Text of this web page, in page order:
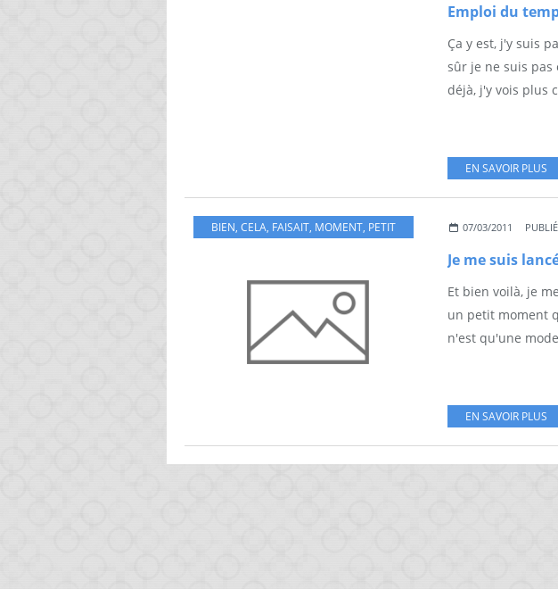
Emploi du
Ça y est, j'y suis
sûr je ne suis pas
déjà, j'y vois plus
EN SAVOIR PLUS
BIEN, CELA, FAISAIT, MOMENT, PETIT 07/03/2011
Je me suis
Et bien voilà, je
un petit moment
n'est qu'une
EN SAVOIR PLUS